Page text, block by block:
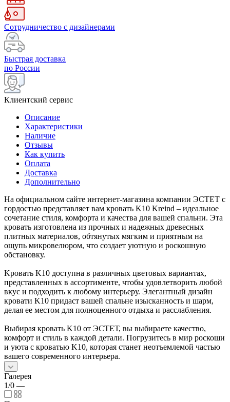
Сотрудничество с дизайнерами
Быстрая доставка
по России
Клиентский сервис
Описание
Характеристики
Наличие
Отзывы
Как купить
Оплата
Доставка
Дополнительно
На официальном сайте интернет-магазина компании ЭСТЕТ с
гордостью представляет вам кровать K10 Kreind – идеальное
сочетание стиля, комфорта и качества для вашей спальни. Эта
кровать изготовлена из прочных и надежных древесных
плитных материалов, обтянутых мягким и приятным на
ощупь микровелюром, что создает уютную и роскошную
обстановку.
Kровать K10 доступна в различных цветовых вариантах,
представленных в ассортименте, чтобы удовлетворить любой
вкус и подходить к любому интерьеру. Элегантный дизайн
кровати K10 придаст вашей спальне изысканность и шарм,
делая ее местом для полноценного отдыха и расслабления.
Выбирая кровать K10 от ЭСТЕТ, вы выбираете качество,
комфорт и стиль в каждой детали. Погрузитесь в мир роскоши
и уюта с кроватью K10, которая станет неотъемлемой частью
вашего современного интерьера.
Галерея
1/0 —